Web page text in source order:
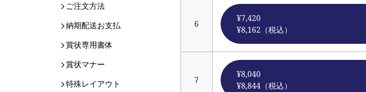
ご注文方法
納期配送お支払
賞状専用書体
賞状マナー
特殊レイアウト
6
¥7,420
¥8,162（税込）
7
¥8,040
¥8,844（税込）